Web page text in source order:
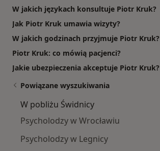
W jakich językach konsultuje Piotr Kruk?
Jak Piotr Kruk umawia wizyty?
W jakich godzinach przyjmuje Piotr Kruk?
Piotr Kruk: co mówią pacjenci?
Jakie ubezpieczenia akceptuje Piotr Kruk?
Powiązane wyszukiwania
W pobliżu Świdnicy
Psycholodzy w Wrocławiu
Psycholodzy w Legnicy